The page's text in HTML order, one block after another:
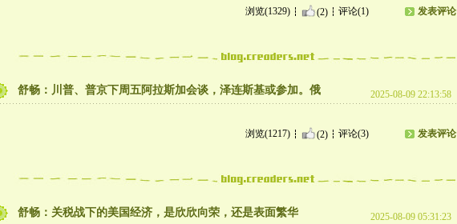
浏览(1329) (2) 评论(1) 发表评论
舒畅：川普、普京下周五阿拉斯加会谈，泽连斯基或参加。俄 2025-08-09 22:13:58
浏览(1217) (2) 评论(3) 发表评论
舒畅：关税战下的美国经济，是欣欣向荣，还是表面繁华 2025-08-09 05:31:23